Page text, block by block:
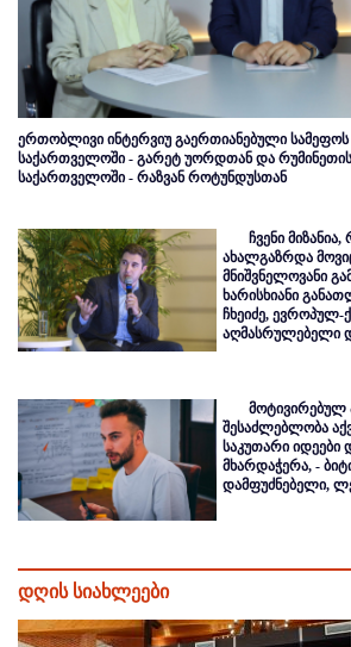
ერთობლივი ინტერვიუ გაერთიანებული
საქართველოში - გარეტ უორდთან და
საქართველოში - რაზვან როტუნდუსთან
ჩვენი
ახალგაზრდა
მნიშვნელოვანი
ხარისხიანი
ჩხეიძე,
აღმასრულებელი
მოტივირებულ
შესაძლებლობა
საკუთარი იდეები
მხარდაჭერა, -
დამფუძნებელი,
დღის სიახლეები